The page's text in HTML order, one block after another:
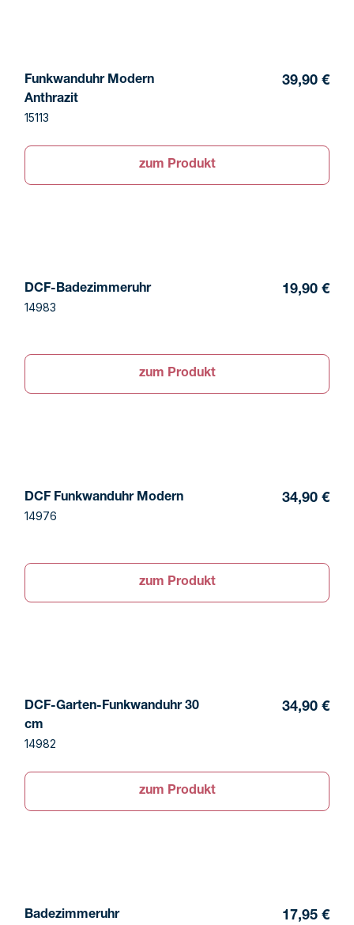
Funkwanduhr Modern
Anthrazit
15113
39,90 €
zum Produkt
DCF-Badezimmeruhr
14983
19,90 €
zum Produkt
DCF Funkwanduhr Modern
14976
34,90 €
zum Produkt
DCF-Garten-Funkwanduhr 30
cm
14982
34,90 €
zum Produkt
Badezimmeruhr 17,95 €